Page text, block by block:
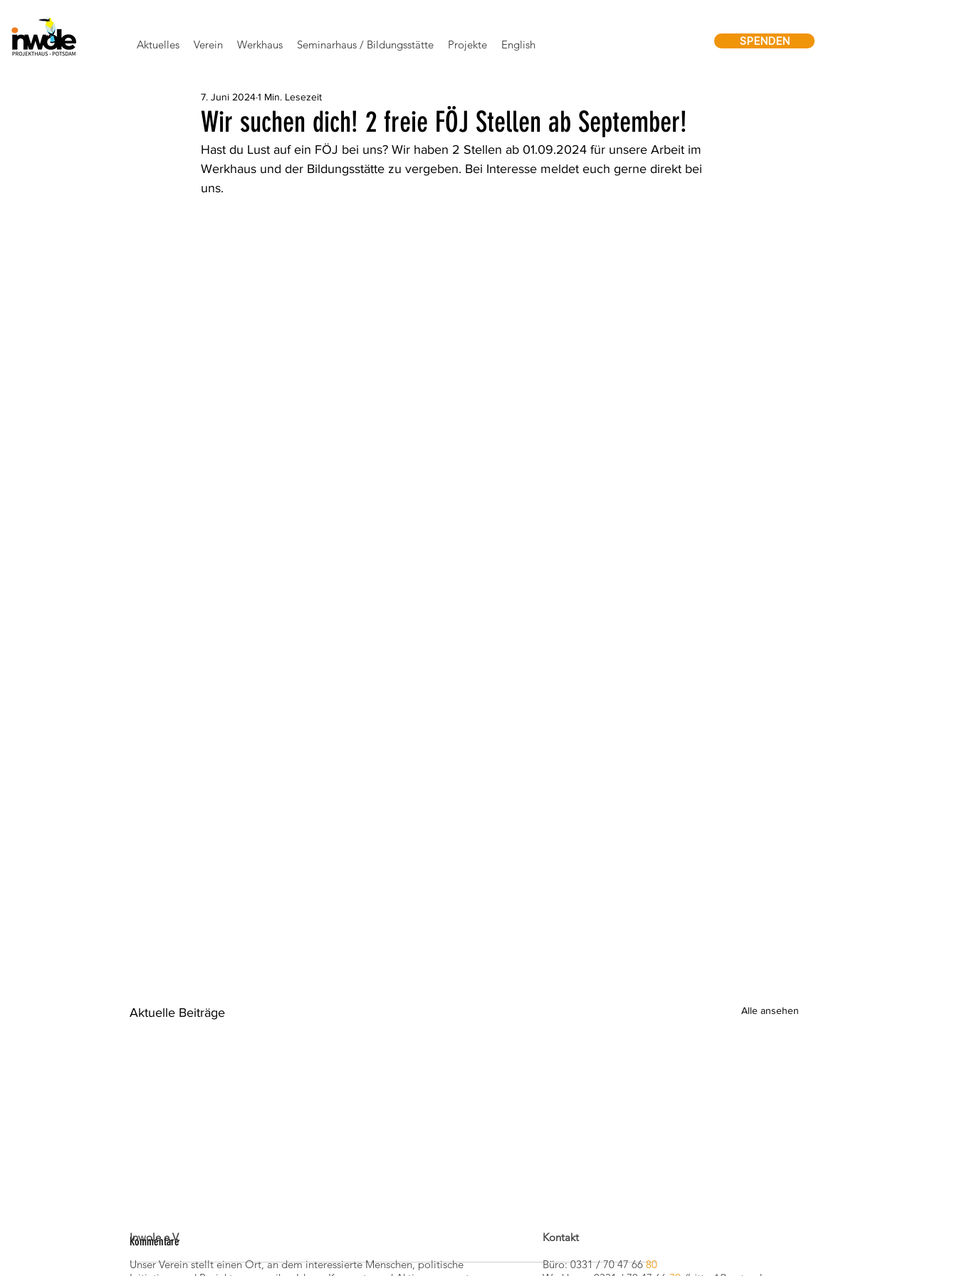
Aktuelles Verein Werkhaus Seminarhaus / Bildungsstätte Projekte English SPENDEN
Wir suchen dich! 2 freie FÖJ Stellen ab September!
7. Juni 20241 Min. Lesezeit
Hast du Lust auf ein FÖJ bei uns? Wir haben 2 Stellen ab 01.09.2024 für unsere Arbeit im
Werkhaus und der Bildungsstätte zu vergeben. Bei Interesse meldet euch gerne direkt bei
uns.
Aktuelle Beiträge Alle ansehen
Kommentare
Inwole e.V.
Unser Verein stellt einen Ort, an dem interessierte Menschen, politische
Kontakt
Büro: 0331 / 70 47 6680